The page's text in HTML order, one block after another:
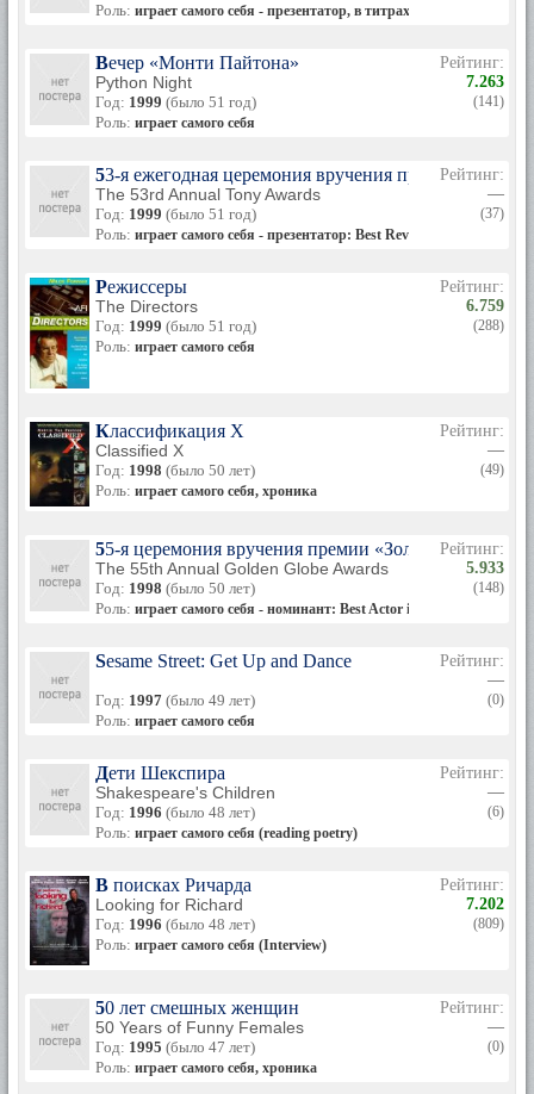
Роль: играет самого себя - презентатор, в титрах не указан
Вечер «Монти Пайтона»
Python Night
Год: 1999 (было 51 год)
Роль: играет самого себя
Рейтинг:
7.263
(141)
53-я ежегодная церемония вручения премии «Тони»
The 53rd Annual Tony Awards
Год: 1999 (было 51 год)
Роль: играет самого себя - презентатор: Best Revival of a Play
Рейтинг:
—
(37)
Режиссеры
The Directors
Год: 1999 (было 51 год)
Роль: играет самого себя
Рейтинг:
6.759
(288)
Классификация Х
Classified X
Год: 1998 (было 50 лет)
Роль: играет самого себя, хроника
Рейтинг:
—
(49)
55-я церемония вручения премии «Золотой глобус»
The 55th Annual Golden Globe Awards
Год: 1998 (было 50 лет)
Роль: играет самого себя - номинант: Best Actor in Motion Picture
Рейтинг:
5.933
(148)
Sesame Street: Get Up and Dance
Год: 1997 (было 49 лет)
Роль: играет самого себя
Рейтинг:
—
(0)
Дети Шекспира
Shakespeare's Children
Год: 1996 (было 48 лет)
Роль: играет самого себя (reading poetry)
Рейтинг:
—
(6)
В поисках Ричарда
Looking for Richard
Год: 1996 (было 48 лет)
Роль: играет самого себя (Interview)
Рейтинг:
7.202
(809)
50 лет смешных женщин
50 Years of Funny Females
Год: 1995 (было 47 лет)
Роль: играет самого себя, хроника
Рейтинг:
—
(0)